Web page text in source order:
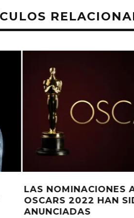
5 Y MEGAN THEE
LANZAN VIDEOCLIP
MISTAKES’
LANZA EL
5